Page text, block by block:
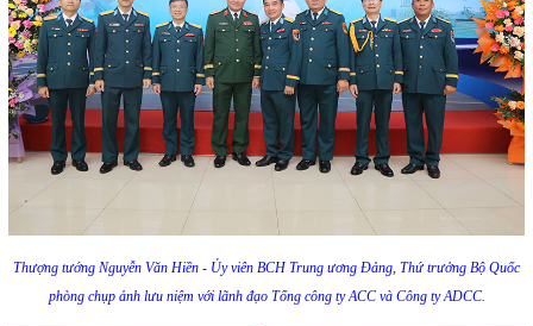
Thượng tướng Nguyễn Văn Hiền - Ủy viên BCH Trung ương Đảng, Thứ trưởng Bộ Quốc
phòng chụp ảnh lưu niệm với lãnh đạo Tổng công ty ACC và Công ty ADCC.